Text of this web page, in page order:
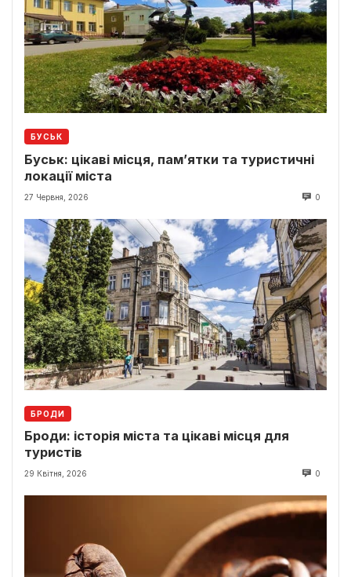
БУСЬК
Буськ: цікаві місця, пам’ятки та туристичні
локації міста
27 Червня, 2026 0
БРОДИ
Броди: історія міста та цікаві місця для
туристів
29 Квітня, 2026 0